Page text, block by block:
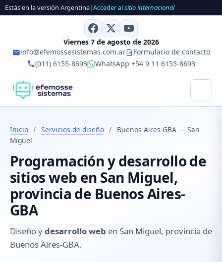
Estás en la versión Argentina|Acceder alsitio internacional
Viernes 7 de agosto de 2026
info@efemossesistemas.com.ar
Formulario de contacto
(011) 6155-8693
WhatsApp +54 9 11 6155-8693
Inicio / Servicios de diseño /
Buenos Aires-GBA — San
Miguel
Programación y desarrollo de
sitios web en San Miguel,
provincia de Buenos Aires-
GBA
Diseño ydesarrollo web en San Miguel, provincia de
Buenos Aires-GBA.